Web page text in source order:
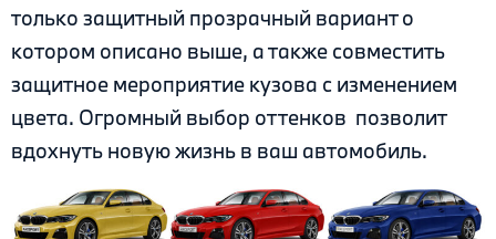
только защитный прозрачный вариант о
котором описано выше, а также совместить
защитное мероприятие кузова с изменением
цвета. Огромный выбор оттенков позволит
вдохнуть новую жизнь в ваш автомобиль.